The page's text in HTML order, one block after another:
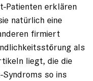
Patienten erklären
natürlich eine
firmiert
als
liegt, die die
so ins